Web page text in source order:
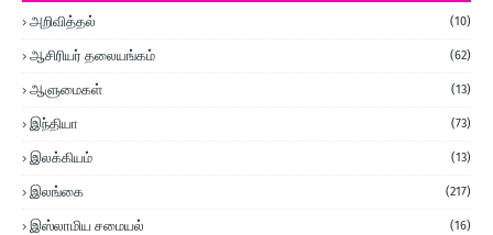
அறிவித்தல் (10)
ஆசிரியர் தலையங்கம் (62)
ஆளுமைகள் (13)
இந்தியா (73)
இலக்கியம் (13)
இலங்கை (217)
இஸ்லாமிய சமையல் (16)